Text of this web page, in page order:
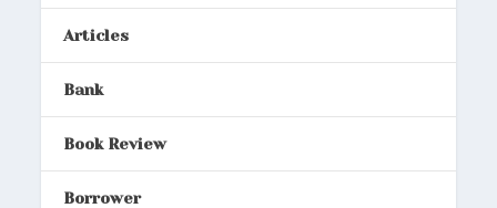
Articles
Bank
Book Review
Borrower